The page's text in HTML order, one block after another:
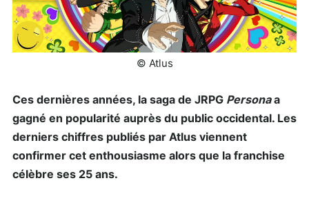
© Atlus
Ces dernières années, la saga de JRPG Personaa
gagné en popularité auprès du public occidental. Les
derniers chiffres publiés par Atlus viennent
confirmer cet enthousiasme alors que la franchise
célèbre ses 25 ans.